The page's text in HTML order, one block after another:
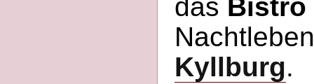
das Bistro
Kyllburg.